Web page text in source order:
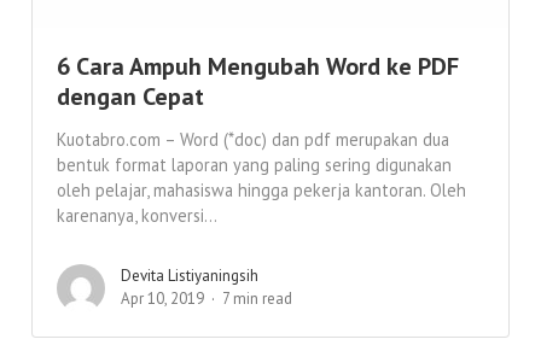
6 Cara Ampuh Mengubah Word ke PDF
dengan Cepat
Kuotabro.com – Word (*doc) dan pdf merupakan dua
bentuk format laporan yang paling sering digunakan
oleh pelajar, mahasiswa hingga pekerja kantoran. Oleh
karenanya, konversi...
Devita Listiyaningsih
Apr 10, 2019
7 min read